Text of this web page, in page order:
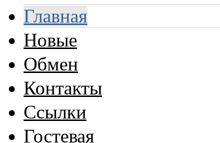
Главная
Новые
Обмен
Контакты
Ссылки
Гостевая